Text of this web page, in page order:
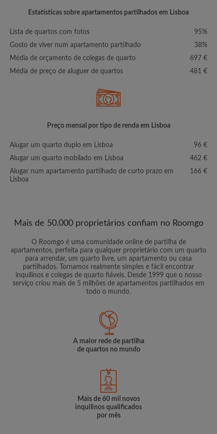
Estatísticas sobre apartamentos partilhados em Lisboa
Lista de quartos com fotos
95%
Gosto de viver num apartamento partilhado
38%
Média de orçamento de colegas de quarto
697 €
Média de preço de aluguer de quartos
481 €
Preço mensal por tipo de renda em Lisboa
Alugar um quarto duplo em Lisboa
96 €
Alugar um quarto mobilado em Lisboa
462 €
Alugar num apartamento partilhado de curto prazo em
Lisboa
166 €
Mais de 50.000 proprietários confiam no Roomgo
O Roomgo é uma comunidade online de partilha de
apartamentos, perfeita para qualquer proprietário com um quarto
para arrendar, um quarto livre, um apartamento ou casa
partilhados. Tornamos realmente simples e fácil encontrar
inquilinos e colegas de quarto fiáveis. Desde 1999 que o nosso
serviço criou mais de 5 milhões de apartamentos partilhados em
todo o mundo.
A maior rede de partilha
de quartos no mundo
Mais de 60 mil novos
inquilinos qualificados
por mês